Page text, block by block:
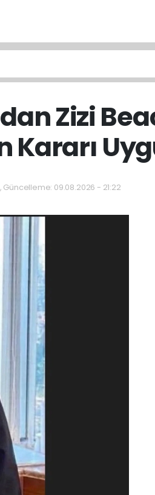
Zizi
Kararı
Güncelleme: 09.08.2026 - 21:22